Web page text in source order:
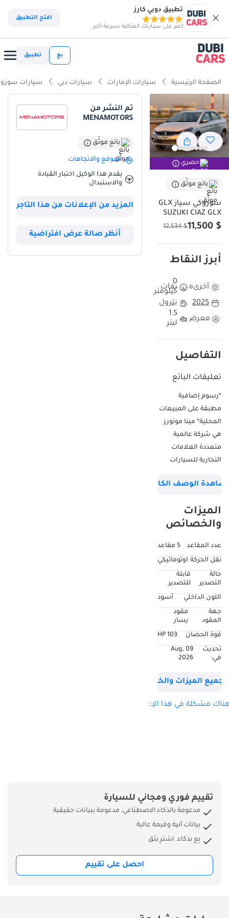
تطبيق دوبي كارز
اعثر على سيارتك المثالية بسرعة أكبر
افتح التطبيق
بع تطبيق
الصفحة الرئيسية سيارات الإمارات سيارات دبي سيارات
حصري
بائع موثّق
سوزوكي سياز GLX
SUZUKI CIAZ GLX
$ 11,500
$ 12,534
أبرز النقاط
أخرىمواصفات
0
كيلومتر
2025
بترول
معرض
1.5
ليتر
التفاصيل
تعليقات البائع
*رسوم إضافية
مطبقة على المبيعات
المحلية* مينا موتورز
هي شركة عالمية
متعددة العلامات
التجارية للسيارات
والبنزين والهجينة
قطاعات الركاب
والتجارية، وكلها
مع العلامات التجارية
والخدمات اللوجستية
مخصصة للمنظمات
غير الحكومية
ومشغلي الأساطيل
والبائعين
------------------------
موتورز؟ أكثر من 13
أسعار السوق الأكثر
تنافسية خدمات
حصرية لدولة الإمارات
العربية المتحدة --------
-------------------------
سوزوكي سياز GLX
الوصف الكامل
الميزات
والخصائص
عدد المقاعد
5 مقاعد
نقل الحركة اوتوماتيكي
حالة
التصدير
قابلة
للتصدير
اللون الداخلي
أسود
جهة
المقود
مقود
يسار
قوة الحصان
103 HP
تحديث
في:
09 Aug,
2026
جميع الميزات والخصائص
مشكلة في هذا الإعلان؟
تم النشر من
MENAMOTORS
بائع موثّق
الموقع والاتجاهات
يقدم هذا الوكيل اختبار القيادة
والاستبدال
المزيد من الإعلانات من هذا التاجر
أنظر صالة عرض افتراضية
تقييم فوري ومجاني للسيارة
مدعومة بالذكاء الاصطناعي، مدعومة ببيانات حقيقية
بيانات آنية وقيمة عالية
بِع بذكاء. اشترِ بثق
احصل على تقييم